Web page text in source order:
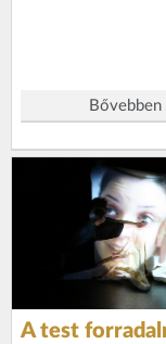
Bővebben
A test